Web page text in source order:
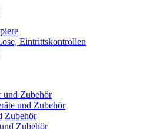
Eintrittskontrollen
und Zubehör
und Zubehör
Zubehör
Zubehör